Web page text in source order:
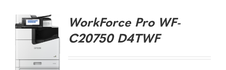
WorkForce Pro WF-
C20750 D4TWF